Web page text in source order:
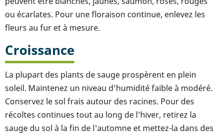
ou écarlates. Pour une floraison continue, enlevez les
fleurs au fur et à mesure.
Croissance
La plupart des plants de sauge prospèrent en plein
soleil. Maintenez un niveau d’humidité faible à modéré.
Conservez le sol frais autour des racines. Pour des
récoltes continues tout au long de l'hiver, retirez la
sauge du sol à la fin de l'automne et mettez-la dans des